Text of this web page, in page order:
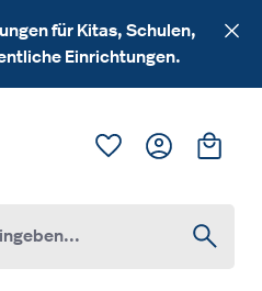
für Kitas, Schulen,
Einrichtungen.
Du hast 0